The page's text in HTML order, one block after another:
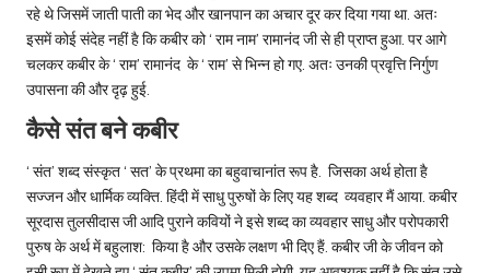
रहे थे जिसमें जाती पाती का भेद और खानपान का अचार दूर कर दिया गया था. अतः
इसमें कोई संदेह नहीं है कि कबीर को ‘ राम नाम’ रामानंद जी से ही प्राप्त हुआ. पर आगे
चलकर कबीर के ‘ राम’ रामानंद के ‘ राम’ से भिन्न हो गए. अतः उनकी प्रवृत्ति निर्गुण
उपासना की और दृढ़ हुई.
कैसे संत बने कबीर
‘ संत’ शब्द संस्कृत ‘ सत’ के प्रथमा का बहुवाचानांत रूप है. जिसका अर्थ होता है
सज्जन और धार्मिक व्यक्ति. हिंदी में साधु पुरुषों के लिए यह शब्द व्यवहार मैं आया. कबीर
सूरदास तुलसीदास जी आदि पुराने कवियों ने इसे शब्द का व्यवहार साधु और परोपकारी
पुरुष के अर्थ में बहुलाश: किया है और उसके लक्षण भी दिए हैं. कबीर जी के जीवन को